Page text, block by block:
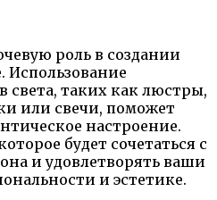
роль в создании
Использование
света, таких как люстры,
или свечи, поможет
настроение.
будет сочетаться с
и удовлетворять ваши
и эстетике.